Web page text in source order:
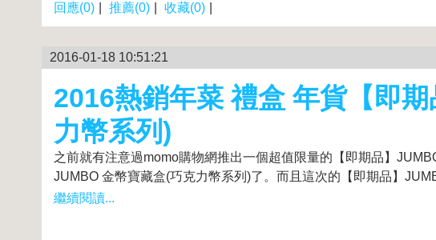
回應(0) 推薦(0) 收藏(0)
2016-01-18 10:51:21
2016熱銷年菜 禮盒 年貨【即
力幣系列)
之前就有注意過momo購物網推出一個超值限量的【即期品】
JUMBO 金幣寶藏盒(巧克力幣系列)了。而且這次的【即期品】
繼續閱讀...